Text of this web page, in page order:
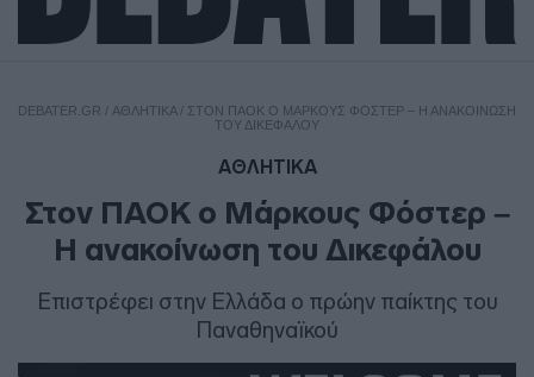
DEBATER.GR / ΑΘΛΗΤΙΚΑ/ ΣΤΟΝ ΠΑΟΚ Ο ΜΆΡΚΟΥΣ ΦΌΣΤΕΡ – Η ΑΝΑΚΟΊΝΩΣΗ
ΤΟΥ ΔΙΚΕΦΆΛΟΥ
ΑΘΛΗΤΙΚΑ
Στον ΠΑΟΚ ο Μάρκους Φόστερ –
Η ανακοίνωση του Δικεφάλου
Επιστρέφει στην Ελλάδα ο πρώην παίκτης του
Παναθηναϊκού